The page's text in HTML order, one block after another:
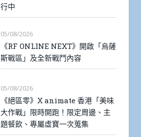
行中
05/08/2026
《RF ONLINE NEXT》開啟「烏薩
斯戰區」及全新戰鬥內容
05/08/2026
《絕區零》X animate 香港「美味
大作戰」限時開跑！限定周邊、主
題餐飲、專屬虛寶一次蒐集